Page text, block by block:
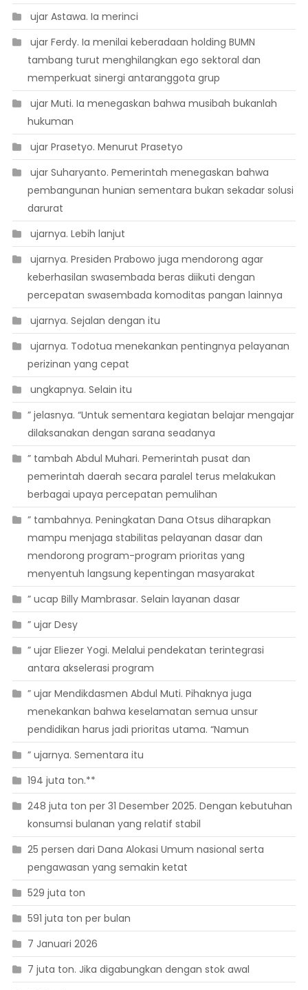
 ujar Astawa. Ia merinci
 ujar Ferdy. Ia menilai keberadaan holding BUMN
tambang turut menghilangkan ego sektoral dan
memperkuat sinergi antaranggota grup
 ujar Muti. Ia menegaskan bahwa musibah bukanlah
hukuman
 ujar Prasetyo. Menurut Prasetyo
 ujar Suharyanto. Pemerintah menegaskan bahwa
pembangunan hunian sementara bukan sekadar solusi
darurat
 ujarnya. Lebih lanjut
 ujarnya. Presiden Prabowo juga mendorong agar
keberhasilan swasembada beras diikuti dengan
percepatan swasembada komoditas pangan lainnya
 ujarnya. Sejalan dengan itu
 ujarnya. Todotua menekankan pentingnya pelayanan
perizinan yang cepat
 ungkapnya. Selain itu
” jelasnya. “Untuk sementara kegiatan belajar mengajar
dilaksanakan dengan sarana seadanya
” tambah Abdul Muhari. Pemerintah pusat dan
pemerintah daerah secara paralel terus melakukan
berbagai upaya percepatan pemulihan
” tambahnya. Peningkatan Dana Otsus diharapkan
mampu menjaga stabilitas pelayanan dasar dan
mendorong program-program prioritas yang
menyentuh langsung kepentingan masyarakat
” ucap Billy Mambrasar. Selain layanan dasar
” ujar Desy
” ujar Eliezer Yogi. Melalui pendekatan terintegrasi
antara akselerasi program
” ujar Mendikdasmen Abdul Muti. Pihaknya juga
menekankan bahwa keselamatan semua unsur
pendidikan harus jadi prioritas utama. “Namun
” ujarnya. Sementara itu
194 juta ton.**
248 juta ton per 31 Desember 2025. Dengan kebutuhan
konsumsi bulanan yang relatif stabil
25 persen dari Dana Alokasi Umum nasional serta
pengawasan yang semakin ketat
529 juta ton
591 juta ton per bulan
7 Januari 2026
7 juta ton. Jika digabungkan dengan stok awal